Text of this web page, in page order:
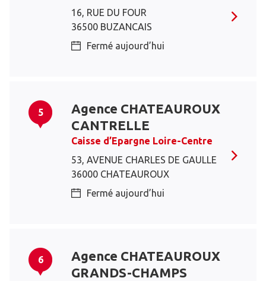
16, RUE DU FOUR
36500 BUZANCAIS
Fermé aujourd’hui
5
Agence CHATEAUROUX
CANTRELLE
Caisse d’Epargne Loire-Centre
53, AVENUE CHARLES DE GAULLE
36000 CHATEAUROUX
Fermé aujourd’hui
6
Agence CHATEAUROUX
GRANDS-CHAMPS